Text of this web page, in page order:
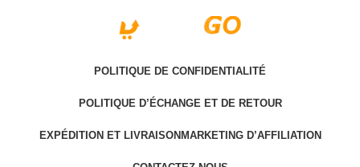
POLITIQUE DE CONFIDENTIALITÉ
POLITIQUE D’ÉCHANGE ET DE RETOUR
EXPÉDITION ET LIVRAISON MARKETING D’AFFILIATION